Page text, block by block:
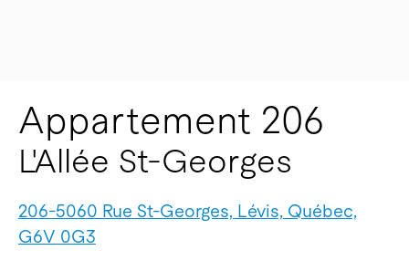
Appartement 206
L'Allée St-Georges
206-5060 Rue St-Georges, Lévis, Québec,
G6V 0G3